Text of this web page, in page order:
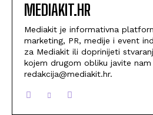
MEDIAKIT.HR
Mediakit je informativna
marketing, PR, medije i event
za Mediakit ili doprinijeti
kojem drugom obliku javite nam
redakcija@mediakit.hr.